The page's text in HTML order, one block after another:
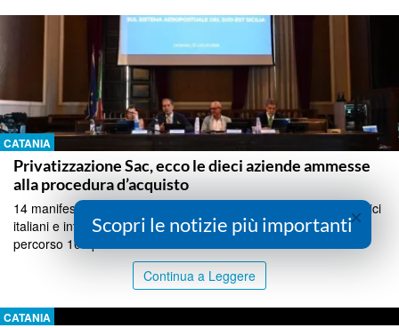
CATANIA
Privatizzazione Sac, ecco le dieci aziende ammesse
alla procedura d’acquisto
14 manifestazioni di interesse, presentate da operatori economici
italiani e internazionali, sono risultati ammessi a proseguire il
percorso 10 operatori...
Continua a Leggere
CATANIA
×
Scopri le notizie più importanti